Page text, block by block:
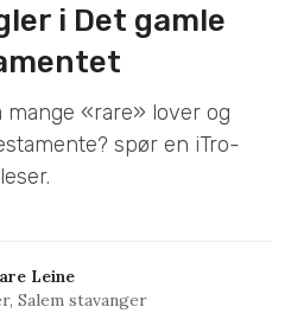
i Det gamle
«rare» lover og
spør en iTro-
leser.
Leine
Salem stavanger